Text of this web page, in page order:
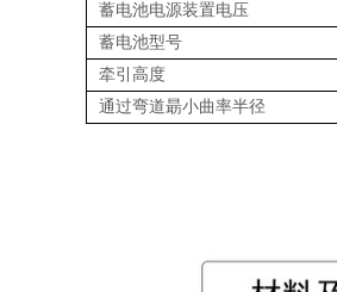
蓄电池电源装置电压
蓄电池型号
牵引高度
通过弯道朂小曲率半径